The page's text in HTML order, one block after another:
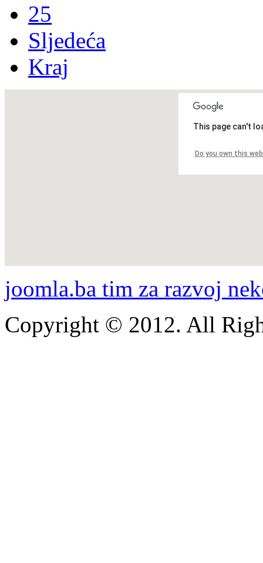
25
Sljedeća
Kraj
This page can't
Do you own this
joomla.ba tim za razvoj
Copyright © 2012. All